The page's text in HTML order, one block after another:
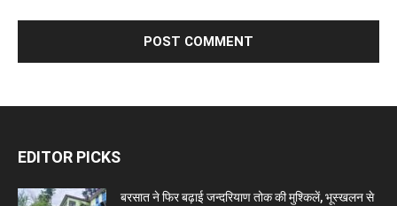
EDITOR PICKS
बरसात ने फिर बढ़ाई जन्दरियाण तोक की मुश्किलें, भूस्खलन से